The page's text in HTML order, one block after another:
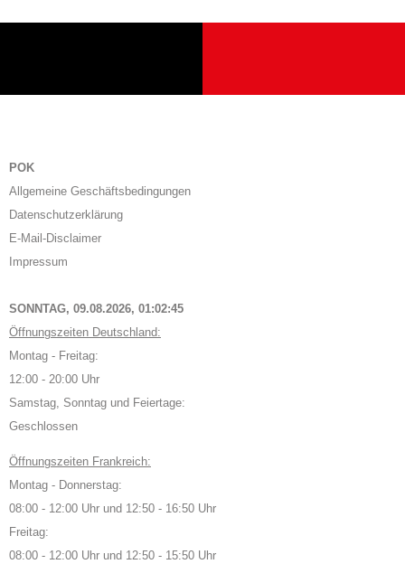
POK
Allgemeine Geschäftsbedingungen
Datenschutzerklärung
E-Mail-Disclaimer
Impressum
SONNTAG, 09.08.2026, 01:02:46
Öffnungszeiten Deutschland:
Montag - Freitag:
12:00 - 20:00 Uhr
Samstag, Sonntag und Feiertage:
Geschlossen
Öffnungszeiten Frankreich:
Montag - Donnerstag:
08:00 - 12:00 Uhr und 12:50 - 16:50 Uhr
Freitag:
08:00 - 12:00 Uhr und 12:50 - 15:50 Uhr